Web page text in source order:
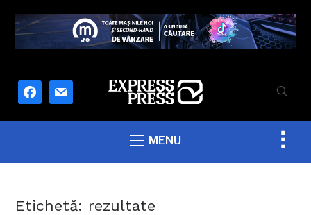
facebook
mail
MENU
Etichetă: rezultate